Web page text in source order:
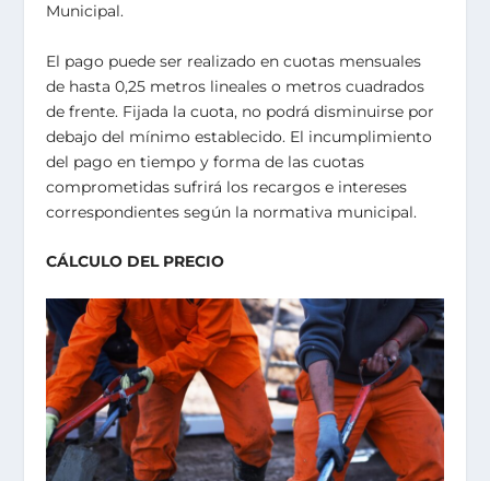
Municipal.
El pago puede ser realizado en cuotas mensuales
de hasta 0,25 metros lineales o metros cuadrados
de frente. Fijada la cuota, no podrá disminuirse por
debajo del mínimo establecido. El incumplimiento
del pago en tiempo y forma de las cuotas
comprometidas sufrirá los recargos e intereses
correspondientes según la normativa municipal.
CÁLCULO DEL PRECIO